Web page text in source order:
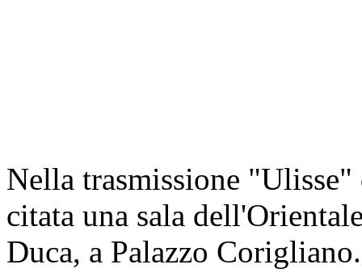
Nella trasmissione
citata una sala
Duca, a Palazzo Corigliano.